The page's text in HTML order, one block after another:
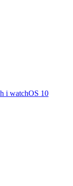
i watchOS 10